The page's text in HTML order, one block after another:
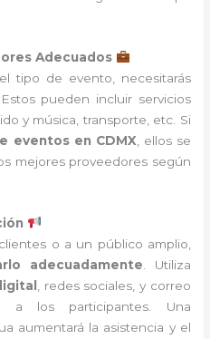
Adecuados
tipo de evento, necesitarás
pueden incluir servicios
y música, transporte, etc. Si
eventos en CDMX , ellos se
mejores proveedores según
o a un público amplio,
adecuadamente . Utiliza
, redes sociales, y correo
a los participantes. Una
aumentará la asistencia y el